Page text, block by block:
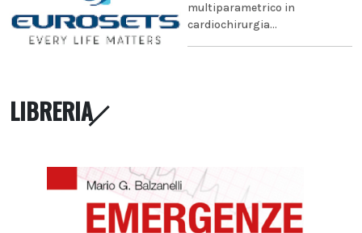
multiparametrico in
cardiochirurgia...
LIBRERIA